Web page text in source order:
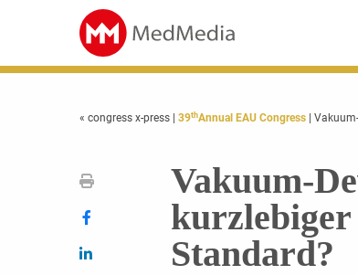
« congress x-press 39thAnnual EAU Congress |
Vakuum-
kurzlebiger
Standard?